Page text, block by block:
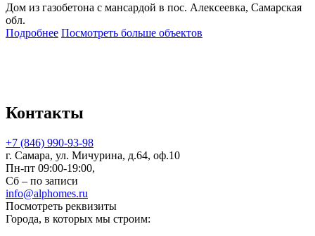
Дом из газобетона с мансардой в пос. Алексеевка, Самарская
обл.
Подробнее Посмотреть больше объектов
Контакты
+7 (846) 990-93-98
г. Самара, ул. Мичурина, д.64, оф.10
Пн-пт 09:00-19:00,
Сб – по записи
info@alphomes.ru
Посмотреть реквизиты
Города, в которых мы строим: